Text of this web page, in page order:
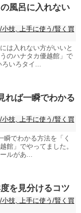
風呂に入れない
小技,
上手に使う/賢く買
は入れない方がいいと
のハナタカ優越館」で
いろタイ...
れば一瞬でわかる
小技,
上手に使う/賢く買
瞬でわかる方法を「く
館」でやってました。
ルがあ...
を見分けるコツ
小技,
上手に使う/賢く買